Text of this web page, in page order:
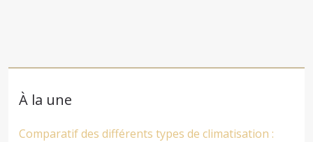
À la une
Comparatif des différents types de climatisation :